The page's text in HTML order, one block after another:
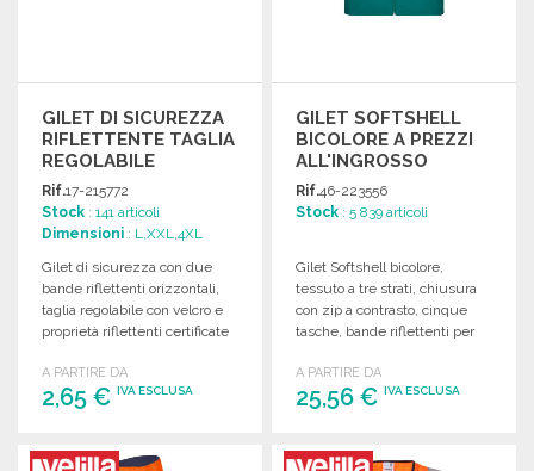
GILET DI SICUREZZA
RIFLETTENTE TAGLIA
REGOLABILE
Rif.17-215772
Stock : 141 articoli
Dimensioni : L,XXL,4XL
Gilet di sicurezza con due
bande riflettenti orizzontali,
taglia regolabile con velcro e
proprietà riflettenti certificate
A PARTIRE DA
2,65 € IVA ESCLUSA
ORDINARE
GILET SOFTSHELL
BICOLORE A PREZZI
ALL'INGROSSO
Rif.46-223556
Stock : 5 839 articoli
Gilet Softshell bicolore,
tessuto a tre strati, chiusura
con zip a contrasto, cinque
tasche, bande riflettenti per
A PARTIRE DA
25,56 € IVA ESCLUSA
ORDINARE